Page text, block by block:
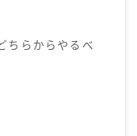
ちらからやるべ